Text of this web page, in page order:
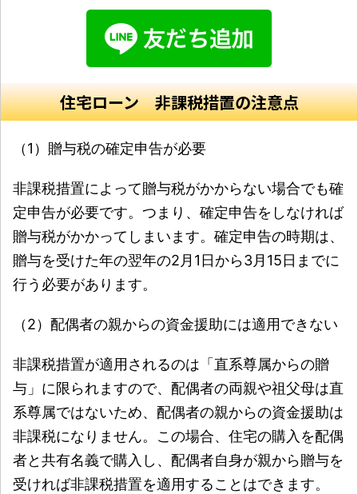
住宅ローン 非課税措置の注意点
（1）贈与税の確定申告が必要
非課税措置によって贈与税がかからない場合でも確
定申告が必要です。つまり、確定申告をしなければ
贈与税がかかってしまいます。確定申告の時期は、
贈与を受けた年の翌年の2月1日から3月15日までに
行う必要があります。
（2）配偶者の親からの資金援助には適用できない
非課税措置が適用されるのは「直系尊属からの贈
与」に限られますので、配偶者の両親や祖父母は直
系尊属ではないため、配偶者の親からの資金援助は
非課税になりません。この場合、住宅の購入を配偶
者と共有名義で購入し、配偶者自身が親から贈与を
受ければ非課税措置を適用することはできます。